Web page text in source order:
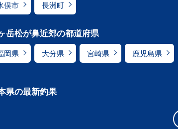
俣市 長洲町
岳松が鼻近郊の都道府県
岡県 大分県 宮崎県 鹿児島県
県の最新釣果